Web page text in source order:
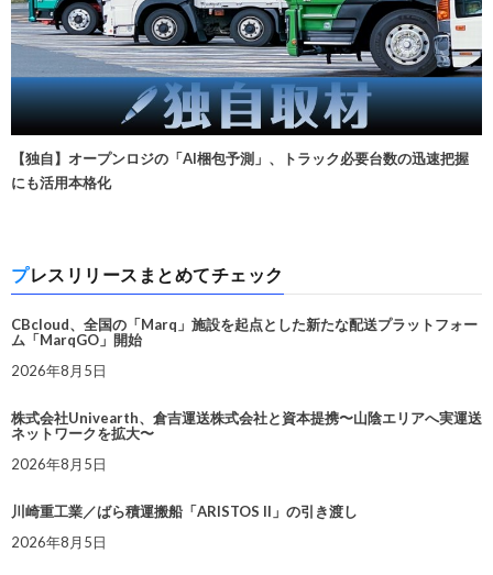
【独自】オープンロジの「AI梱包予測」、トラック必要台数の迅速把握
にも活用本格化
プレスリリースまとめてチェック
CBcloud、全国の「Marq」施設を起点とした新たな配送プラットフォー
ム「MarqGO」開始
2026年8月5日
株式会社Univearth、倉吉運送株式会社と資本提携〜山陰エリアへ実運送
ネットワークを拡大〜
2026年8月5日
川崎重工業／ばら積運搬船「ARISTOS II」の引き渡し
2026年8月5日